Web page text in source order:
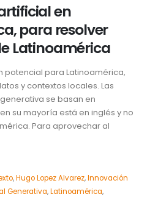
en
para resolver
Latinoamérica
potencial para Latinoamérica,
y contextos locales. Las
se basan en
su mayoría está en inglés y no
Para aprovechar al
,Hugo Lopez Alvarez,Innovación
Generativa,Latinoamérica,